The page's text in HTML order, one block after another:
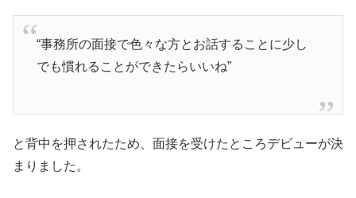
“事務所の面接で色々な方とお話することに少し
でも慣れることができたらいいね”
と背中を押されたため、面接を受けたところデビューが決
まりました。